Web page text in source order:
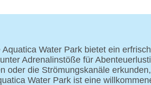
Water Park bietet ein
Adrenalinstöße für
oder die Strömungskanäle
Water Park ist eine